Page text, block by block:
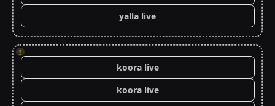
yalla live
!
koora live
koora live